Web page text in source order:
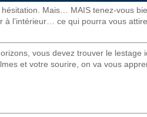
Mais… MAIS tenez-vous
à l’intérieur… ce qui pourra vous
vous devez trouver le lestage
et votre sourire, on va vous